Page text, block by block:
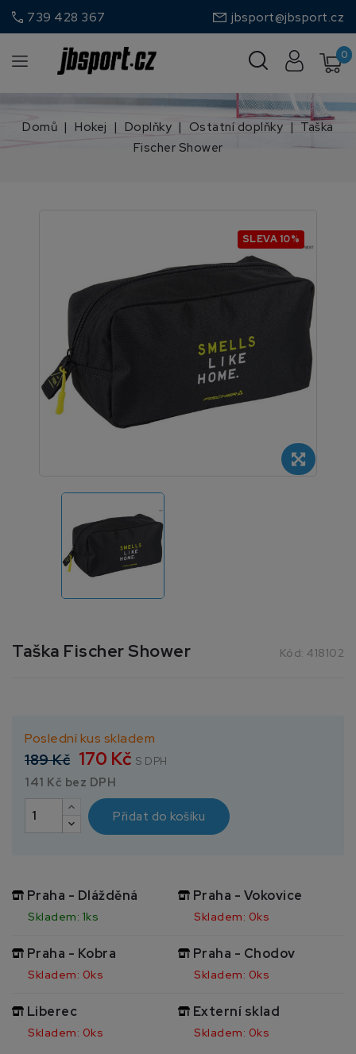
call 739 428 367 jbsport@jbsport.cz
0
Domů Hokej Doplňky Ostatní doplňky
Taška
Fischer Shower
SLEVA 10%
Taška Fischer Shower Kód: 418102
Poslední kus skladem
189 Kč 170 Kč S DPH
141 Kč bez DPH
Přidat do košíku
Praha - Dlážděná
Skladem: 1ks
Praha - Vokovice
Skladem: 0ks
Praha - Kobra
Skladem: 0ks
Praha - Chodov
Skladem: 0ks
Liberec
Skladem: 0ks
Externí sklad
Skladem: 0ks